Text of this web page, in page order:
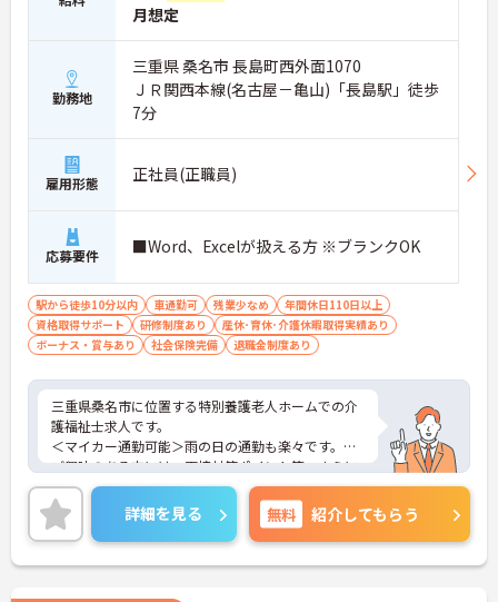
月想定
勤務地
三重県 桑名市 長島町西外面1070
ＪＲ関西本線(名古屋－亀山)「長島駅」徒歩
7分
雇用形態 正社員(正職員)
応募要件 ■Word、Excelが扱える方 ※ブランクOK
駅から徒歩10分以内 車通勤可 残業少なめ
年間休日110日以上
資格取得サポート
研修制度あり
産休･育休･介護休暇取得実績あり
ボーナス・賞与あり
社会保険完備 退職金制度あり
三重県桑名市に位置する特別養護老人ホームでの介
護福祉士求人です。
＜マイカー通勤可能＞雨の日の通勤も楽々です。
ご興味のある方には、面接対策ポイント等、さらに
詳細をお話ししますのでお気軽にご相談ください！
詳細を見る 無料 紹介してもらう